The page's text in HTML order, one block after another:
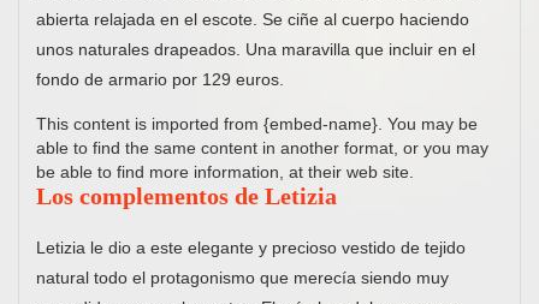
abierta relajada en el escote. Se ciñe al cuerpo haciendo
unos naturales drapeados. Una maravilla que incluir en el
fondo de armario por 129 euros.
This content is imported from {embed-name}. You may be
able to find the same content in another format, or you may
be able to find more information, at their web site.
Los complementos de Letizia
Letizia le dio a este elegante y precioso vestido de tejido
natural todo el protagonismo que merecía siendo muy